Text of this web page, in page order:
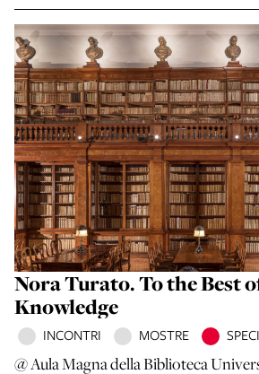
Nora Turato. To the Best
Knowledge
INCONTRI MOSTRE
@ Aula Magna della Biblioteca